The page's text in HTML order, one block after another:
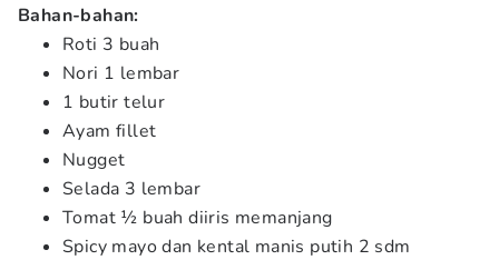
Bahan-bahan:
Roti 3 buah
Nori 1 lembar
1 butir telur
Ayam fillet
Nugget
Selada 3 lembar
Tomat ½ buah diiris memanjang
Spicy mayo dan kental manis putih 2 sdm